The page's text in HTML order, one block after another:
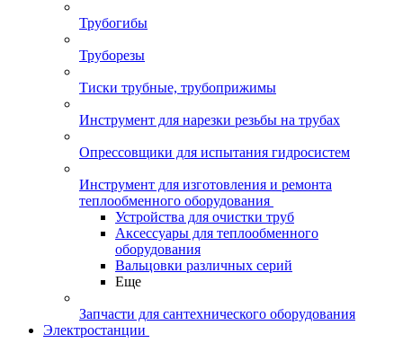
Трубогибы
Труборезы
Тиски трубные, трубоприжимы
Инструмент для нарезки резьбы на трубах
Опрессовщики для испытания гидросистем
Инструмент для изготовления и ремонта
теплообменного оборудования
Устройства для очистки труб
Аксессуары для теплообменного
оборудования
Вальцовки различных серий
Еще
Запчасти для сантехнического оборудования
Электростанции